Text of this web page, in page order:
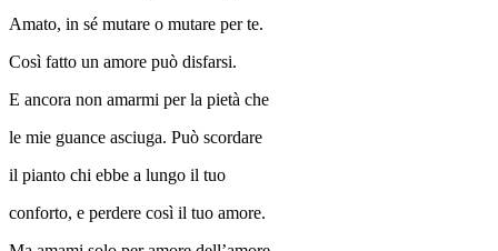
Amato, in sé mutare o mutare per te.
Così fatto un amore può disfarsi.
E ancora non amarmi per la pietà che
le mie guance asciuga. Può scordare
il pianto chi ebbe a lungo il tuo
conforto, e perdere così il tuo amore.